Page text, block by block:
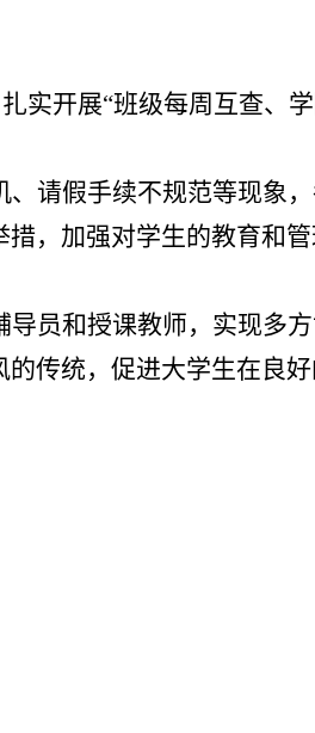
实开展“班级每周互查、
请假手续不规范等现象
， 加强对学生的教育和管
员和授课教师，实现多
传统，促进大学生在良